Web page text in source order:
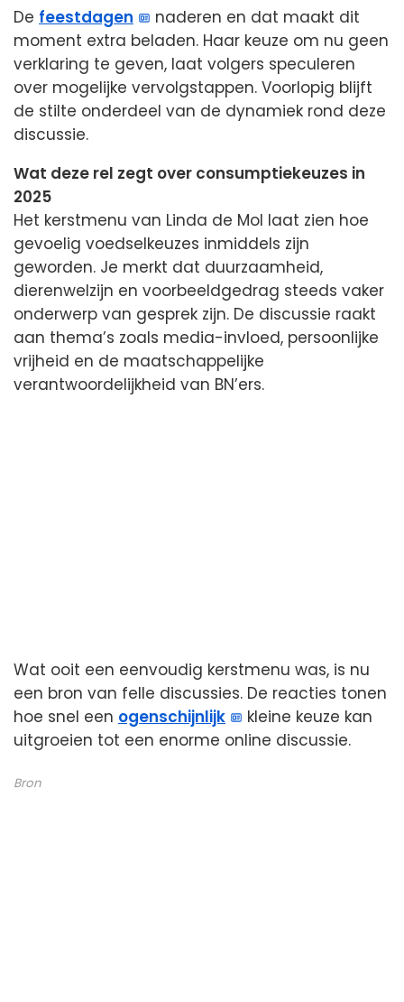
De feestdagen
naderen en dat maakt dit
moment extra beladen. Haar keuze om nu geen
verklaring te geven, laat volgers speculeren
over mogelijke vervolgstappen. Voorlopig blijft
de stilte onderdeel van de dynamiek rond deze
discussie.
Wat deze rel zegt over consumptiekeuzes in
2025
Het kerstmenu van Linda de Mol laat zien hoe
gevoelig voedselkeuzes inmiddels zijn
geworden. Je merkt dat duurzaamheid,
dierenwelzijn en voorbeeldgedrag steeds vaker
onderwerp van gesprek zijn. De discussie raakt
aan thema’s zoals media-invloed, persoonlijke
vrijheid en de maatschappelijke
verantwoordelijkheid van BN’ers.
Wat ooit een eenvoudig kerstmenu was, is nu
een bron van felle discussies. De reacties tonen
hoe snel een ogenschijnlijk
kleine keuze kan
uitgroeien tot een enorme online discussie.
Bron